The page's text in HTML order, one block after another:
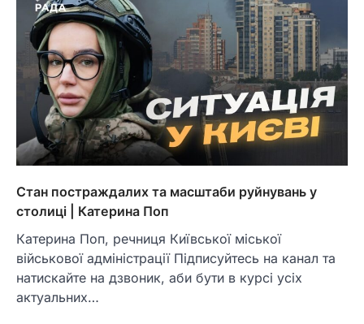
Стан постраждалих та масштаби руйнувань у
столиці | Катерина Поп
Катерина Поп, речниця Київської міської
військової адміністрації Підписуйтесь на канал та
натискайте на дзвоник, аби бути в курсі усіх
актуальних…